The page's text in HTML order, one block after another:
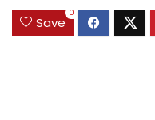
Save
0